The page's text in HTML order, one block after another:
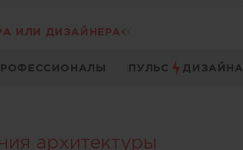
ИЛИ ДИЗАЙНЕРА
ПУЛЬС ДИЗАЙНА
архитектуры